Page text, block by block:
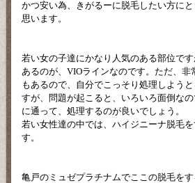
かつ安い為、きがるーに脱毛したい方に
思います。
若い女の子達にかなり人気のある部位で
あるのが、VIOラインなのです。ただ、非
もあるので、自分でこっそり処理しよう
すが、問題が起こると、いろいろ面倒な
に通って、処理するのが良いでしょう。
若い女性達の中では、ハイジニーナ脱毛
す。
亀戸のミュゼプラチナムでここの脱毛を